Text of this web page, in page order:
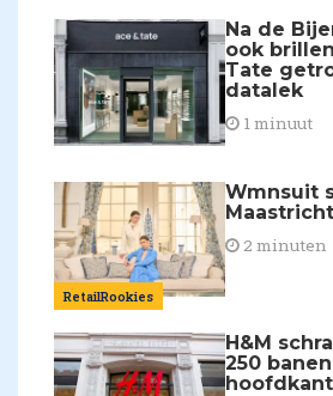
Na de
ook
Tate
datalek
1 minuut
RetailRookies
Wmnsuit
Maastricht
2 minuten
H&M
250